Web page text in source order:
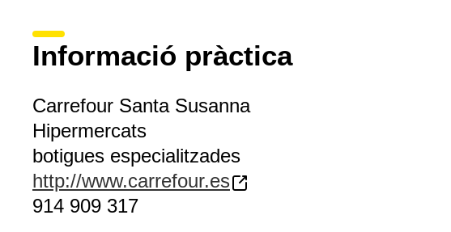
Informació pràctica
Carrefour Santa Susanna
Hipermercats
botigues especialitzades
http://www.carrefour.es
914 909 317